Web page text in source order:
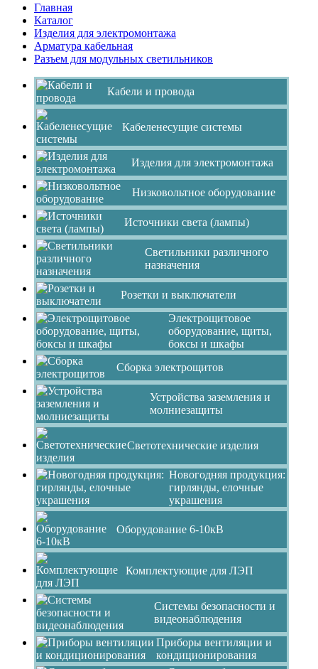
Главная
Каталог
Изделия для электромонтажа
Арматура кабельная
Разъем для модульных светильников
Кабели и провода
Кабеленесущие системы
Изделия для электромонтажа
Низковольтное оборудование
Источники света (лампы)
Светильники различного
назначения
Розетки и выключатели
Электрощитовое
оборудование, щиты,
боксы и шкафы
Сборка электрощитов
Устройства заземления и
молниезащиты
Светотехнические изделия
Новогодняя продукция:
гирлянды, елочные
украшения
Оборудование 6-10кВ
Комплектующие для ЛЭП
Системы безопасности и
видеонаблюдения
Приборы вентиляции и
кондиционирования